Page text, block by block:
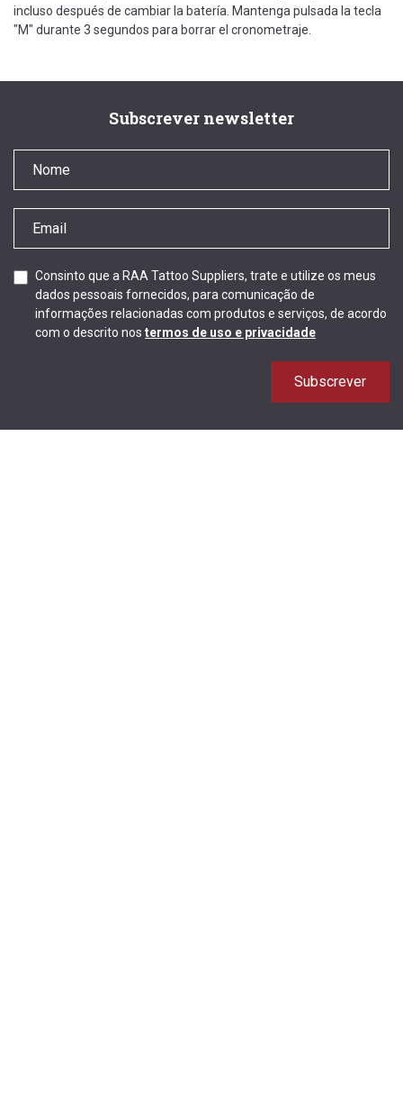
incluso después de cambiar la batería. Mantenga pulsada la tecla
"M" durante 3 segundos para borrar el cronometraje.
Subscrever newsletter
Consinto que a RAA Tattoo Suppliers, trate e utilize os meus
dados pessoais fornecidos, para comunicação de
informações relacionadas com produtos e serviços, de acordo
com o descrito nos termos de uso e privacidade
Subscrever